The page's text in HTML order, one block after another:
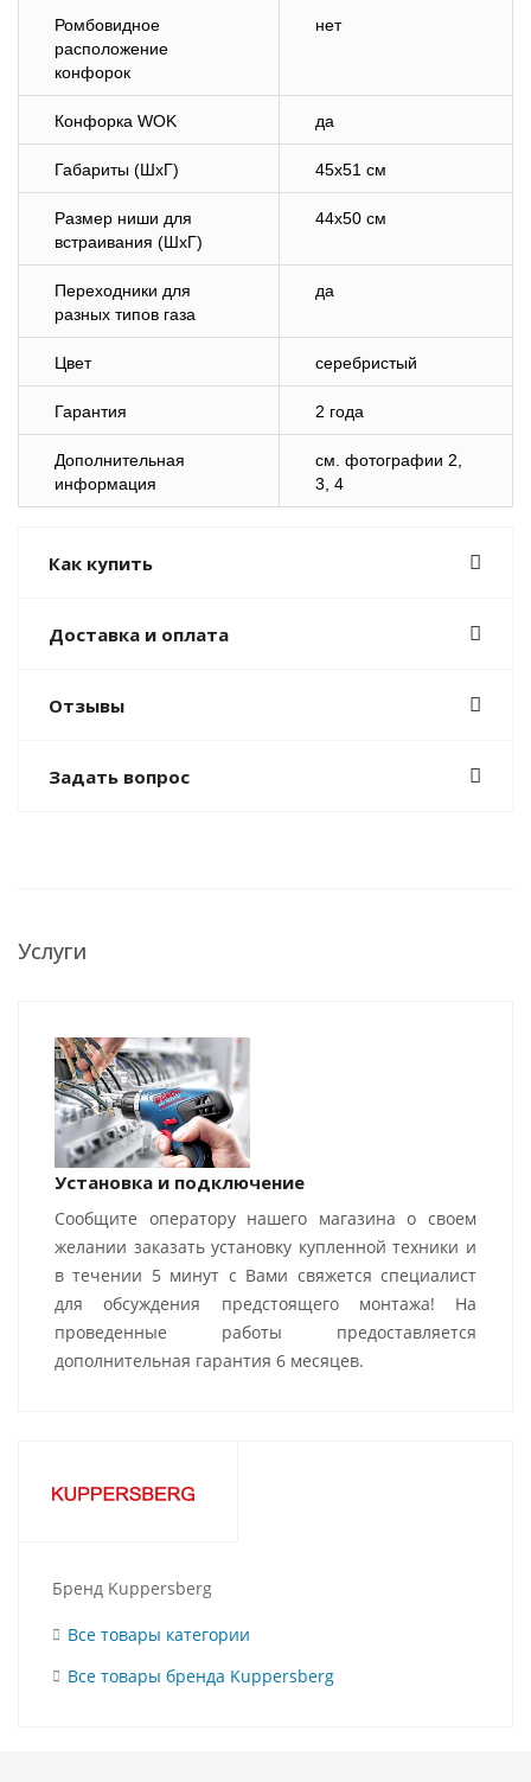
Ромбовидное
расположение
конфорок
нет
Конфорка WOK да
Габариты (ШхГ) 45х51 см
Размер ниши для
встраивания (ШхГ)
44х50 см
Переходники для
разных типов газа
да
Цвет серебристый
Гарантия 2 года
Дополнительная
информация
см. фотографии 2,
3, 4
Как купить
Доставка и оплата
Отзывы
Задать вопрос
Услуги
Установка и подключение
Сообщите оператору нашего магазина о своем
желании заказать установку купленной техники и
в течении 5 минут с Вами свяжется специалист
для обсуждения предстоящего монтажа! На
проведенные работы предоставляется
дополнительная гарантия 6 месяцев.
Бренд Kuppersberg
Все товары категории
Все товары бренда Kuppersberg